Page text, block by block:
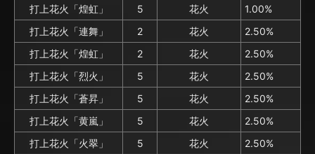
打上花火「煌虹」 5 花火
1.00%
打上花火「連舞」
2 花火
2.50%
打上花火「煌虹」
2 花火
2.50%
打上花火「烈火」
5 花火
2.50%
打上花火「蒼昇」
5 花火
2.50%
打上花火「黄嵐」
5 花火
2.50%
打上花火「火翠」
5 花火
2.50%